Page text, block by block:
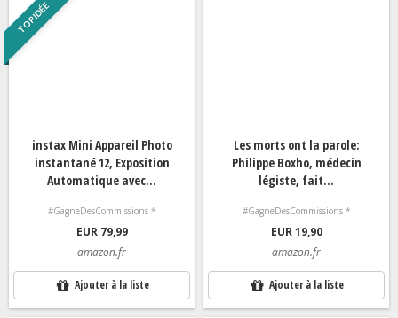
TOP IDÉE
instax Mini Appareil Photo
instantané 12, Exposition
Automatique avec...
#GagneDesCommissions *
EUR 79,99
amazon.fr
Ajouter à la liste
Les morts ont la parole:
Philippe Boxho, médecin
légiste, fait...
#GagneDesCommissions *
EUR 19,90
amazon.fr
Ajouter à la liste